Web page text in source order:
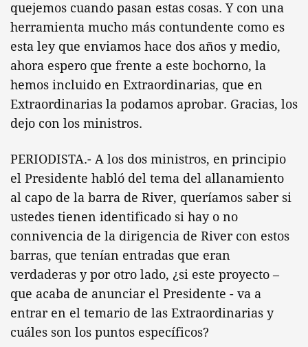
quejemos cuando pasan estas cosas. Y con una
herramienta mucho más contundente como es
esta ley que enviamos hace dos años y medio,
ahora espero que frente a este bochorno, la
hemos incluido en Extraordinarias, que en
Extraordinarias la podamos aprobar. Gracias, los
dejo con los ministros.
PERIODISTA.- A los dos ministros, en principio
el Presidente habló del tema del allanamiento
al capo de la barra de River, queríamos saber si
ustedes tienen identificado si hay o no
connivencia de la dirigencia de River con estos
barras, que tenían entradas que eran
verdaderas y por otro lado, ¿si este proyecto –
que acaba de anunciar el Presidente - va a
entrar en el temario de las Extraordinarias y
cuáles son los puntos específicos?